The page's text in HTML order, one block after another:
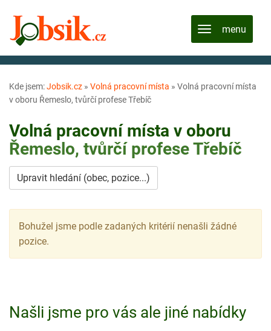
Kde jsem:Jobsik.cz » Volná pracovní místa » Volná pracovní místa
v oboru Řemeslo, tvůrčí profese Třebíč
Volná pracovní místa v oboru
Řemeslo, tvůrčí profeseTřebíč
Upravit hledání (obec, pozice...)
Bohužel jsme podle zadaných kritérií nenašli žádné
pozice.
Našli jsme pro vás ale jiné nabídky